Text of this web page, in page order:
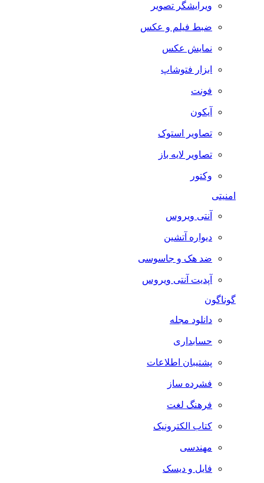
ویرایشگر تصویر
ضبط فيلم و عكس
نمایش عکس
ابزار فتوشاپ
فونت
آیکون
تصاویر استوک
تصاویر لایه باز
وکتور
امنیتی
آنتی ویروس
دیواره آتشین
ضد هک و جاسوسی
آپدیت آنتی ویروس
گوناگون
دانلود مجله
حسابداری
پشتیبان اطلاعات
فشرده ساز
فرهنگ لغت
کتاب الکترونیک
مهندسی
فایل و دیسک